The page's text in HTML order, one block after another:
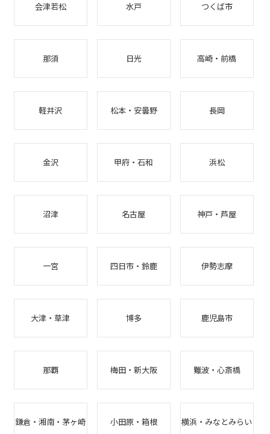
会津若松 水戸 つくば市
那須 日光 高崎・前橋
軽井沢 松本・安曇野 長岡
金沢 甲府・石和 浜松
沼津 名古屋 神戸・芦屋
一宮 四日市・鈴鹿 伊勢志摩
大津・草津 博多 鹿児島市
那覇 梅田・新大阪 難波・心斎橋
鎌倉・湘南・茅ヶ崎 小田原・箱根 横浜・みなとみらい